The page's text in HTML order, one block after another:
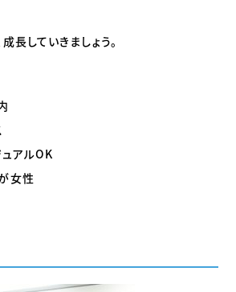
長していきましょう。
アルOK
女性